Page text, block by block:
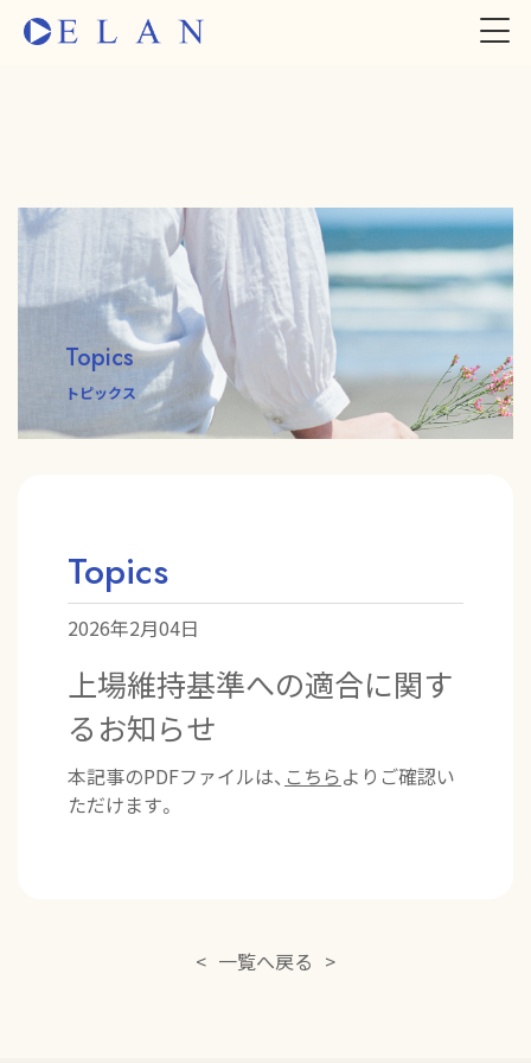
Topics
トピックス
Topics
2026年2月04日
上場維持基準への適合に関す
るお知らせ
本記事のPDFファイルは、 こちらよりご確認い
ただけます。
< 一覧へ戻る >